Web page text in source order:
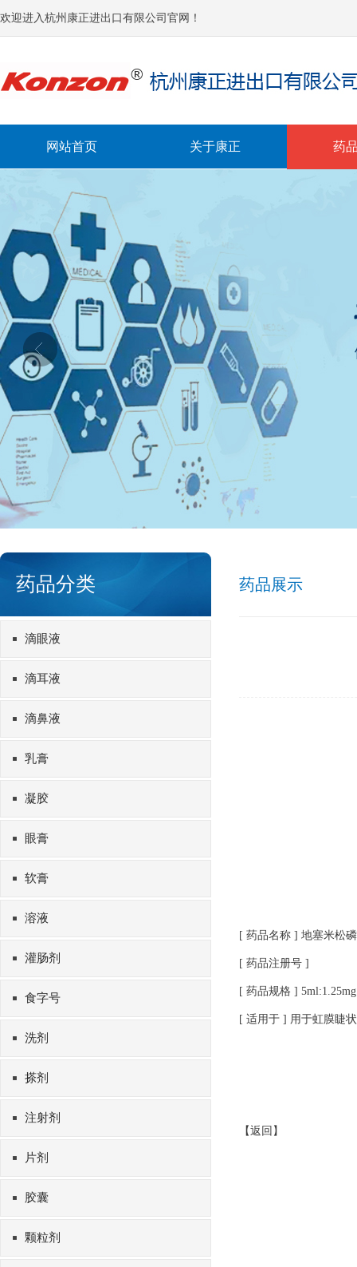
欢迎进入杭州康正进出口有限公司官网！
网站首页 关于康正 药
药品分类
滴眼液
滴耳液
滴鼻液
乳膏
凝胶
眼膏
软膏
溶液
灌肠剂
食字号
洗剂
搽剂
注射剂
片剂
胶囊
颗粒剂
药品展示
[ 药品名称 ] 地塞米松
[ 药品注册号 ]
[ 药品规格 ]
[ 适用于 ] 用于虹膜睫
【返回 】